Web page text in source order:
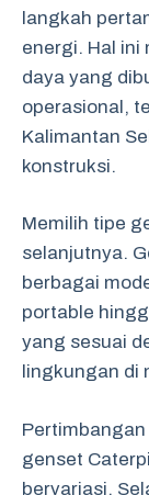
langkah
energi. Hal ini
daya yang
operasional,
Kalimantan
konstruksi.
Memilih tipe
selanjutnya.
berbagai
portable
yang sesuai
lingkungan di
genset
bervariasi.